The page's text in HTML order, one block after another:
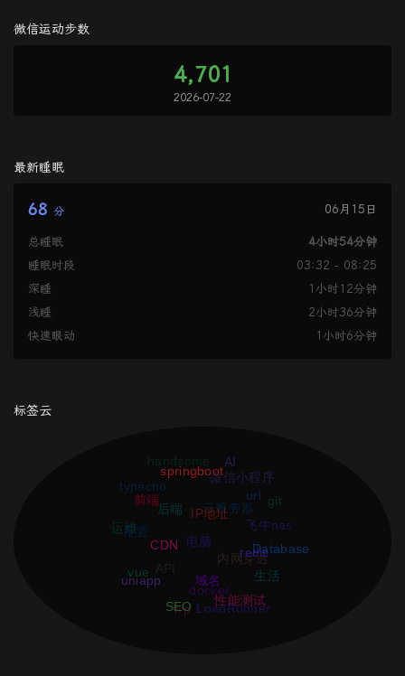
微信运动步数
4,701
2026-07-22
最新睡眠
68 分 06月15日
总睡眠
4小时54分钟
睡眠时段
03:32 - 08:25
深睡
1小时12分钟
浅睡
2小时36分钟
快速眼动
1小时6分钟
标签云
typecho
handsome
PHP
后端
配置
运维
前端
springboot
AI
微信小程序
云服务器
电脑
API
uniapp
vue
CDN
IP地址
url
git
飞牛nas
内网穿透
docker
frp
SEO
域名
redis
Database
生活
LoadRunner
性能测试